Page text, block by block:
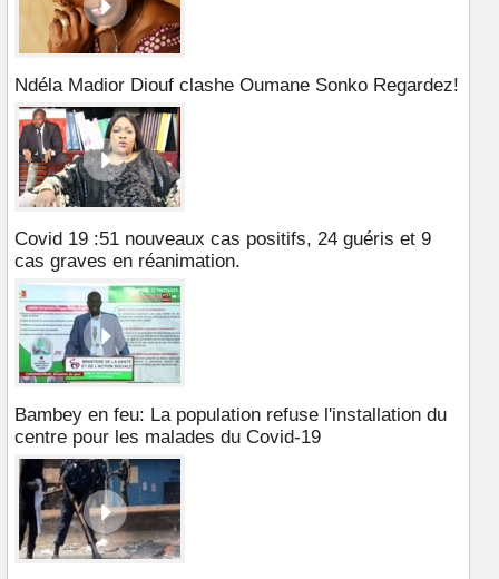
Ndéla Madior Diouf clashe Oumane Sonko Regardez!
Covid 19 :51 nouveaux cas positifs, 24 guéris et 9
cas graves en réanimation.
Bambey en feu: La population refuse l'installation du
centre pour les malades du Covid-19